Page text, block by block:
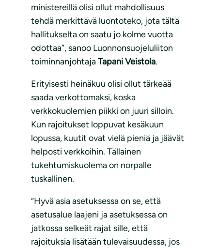
ministereillä olisi ollut mahdollisuus
tehdä merkittävä luontoteko, jota tältä
hallitukselta on saatu jo kolme vuotta
odottaa”, sanoo Luonnonsuojeluliiton
toiminnanjohtajaTapaniVeistola.
Erityisesti heinäkuu olisi ollut tärkeää
saada verkottomaksi, koska
verkkokuolemien piikki on juuri silloin.
Kun rajoitukset loppuvat kesäkuun
lopussa, kuutit ovat vielä pieniä ja jäävät
helposti verkkoihin. Tällainen
tukehtumiskuolema on norpalle
tuskallinen.
“Hyvä asia asetuksessa on se, että
asetusalue laajeni ja asetuksessa on
jatkossa selkeät rajat sille, että
rajoituksia lisätään tulevaisuudessa, jos